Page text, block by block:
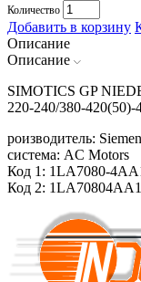
Количество
Добавить в корзину
Описание
Описание
SIMOTICS GP
220-240/380-
роизводитель:
система: AC Motors
Код 1: 1LA7080-
Код 2: